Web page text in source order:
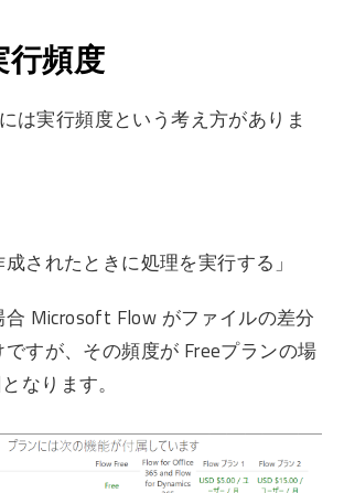
行頻度
は実行頻度という考え方がありま
成されたときに処理を実行する」
合 Microsoft Flow がファイルの差分
すが、その頻度が Freeプランの場
なります。